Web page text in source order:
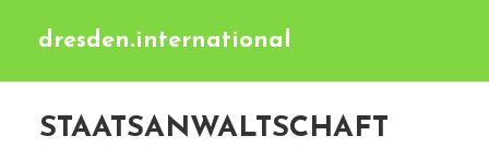
dresden.international
STAATSANWALTSCHAFT